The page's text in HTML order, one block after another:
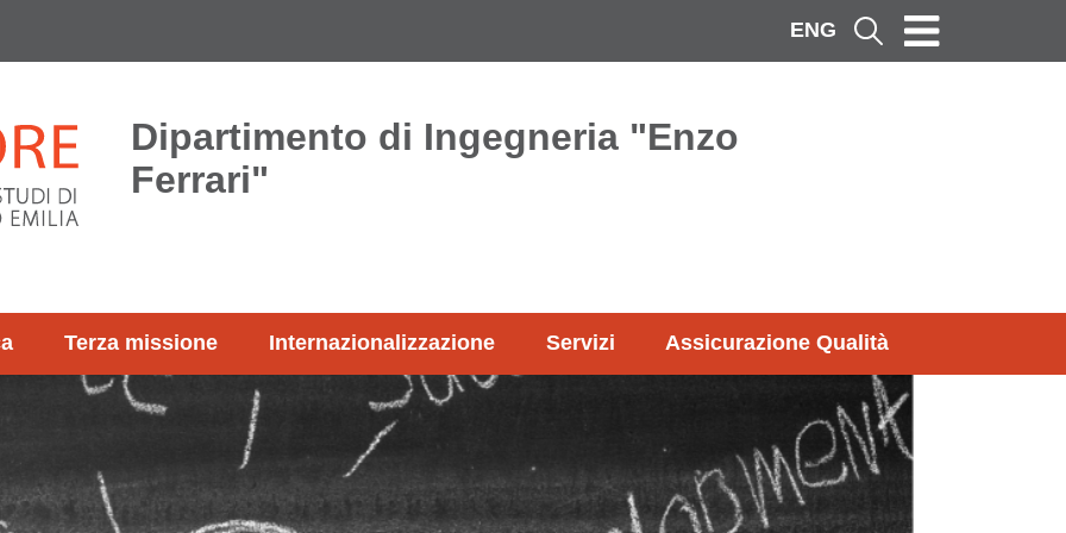
ENG Cerca
Dipartimento di Ingegneria "Enzo
Ferrari"
Terza missione Internazionalizzazione Servizi
Assicurazione Qualità